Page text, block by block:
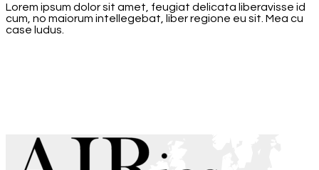
Lorem ipsum dolor sit amet, feugiat delicata liberavisse id
cum, no maiorum intellegebat, liber regione eu sit. Mea cu
case ludus.